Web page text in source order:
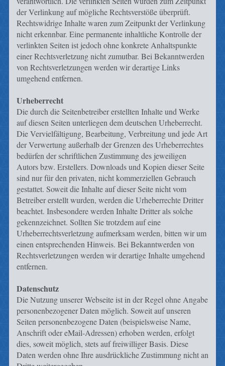
der Verlinkung auf mögliche Rechtsverstöße überprüft.
Rechtswidrige Inhalte waren zum Zeitpunkt der Verlinkung
nicht erkennbar. Eine permanente inhaltliche Kontrolle der
verlinkten Seiten ist jedoch ohne konkrete Anhaltspunkte
einer Rechtsverletzung nicht zumutbar. Bei Bekanntwerden
von Rechtsverletzungen werden wir derartige Links
umgehend entfernen.
Urheberrecht
Die durch die Seitenbetreiber erstellten Inhalte und Werke
auf diesen Seiten unterliegen dem deutschen Urheberrecht.
Die Vervielfältigung, Bearbeitung, Verbreitung und jede Art
der Verwertung außerhalb der Grenzen des Urheberrechtes
bedürfen der schriftlichen Zustimmung des jeweiligen
Autors bzw. Erstellers. Downloads und Kopien dieser Seite
sind nur für den privaten, nicht kommerziellen Gebrauch
gestattet. Soweit die Inhalte auf dieser Seite nicht vom
Betreiber erstellt wurden, werden die Urheberrechte Dritter
beachtet. Insbesondere werden Inhalte Dritter als solche
gekennzeichnet. Sollten Sie trotzdem auf eine
Urheberrechtsverletzung aufmerksam werden, bitten wir um
einen entsprechenden Hinweis. Bei Bekanntwerden von
Rechtsverletzungen werden wir derartige Inhalte umgehend
entfernen.
Datenschutz
Die Nutzung unserer Webseite ist in der Regel ohne Angabe
personenbezogener Daten möglich. Soweit auf unseren
Seiten personenbezogene Daten (beispielsweise Name,
Anschrift oder eMail-Adressen) erhoben werden, erfolgt
dies, soweit möglich, stets auf freiwilliger Basis. Diese
Daten werden ohne Ihre ausdrückliche Zustimmung nicht an